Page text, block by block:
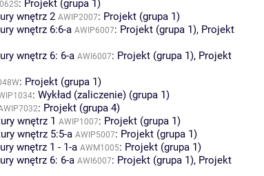
: Projekt (grupa 1)
wnętrz 2 AWIP2007: Projekt (grupa 1)
wnętrz 6:6-a AWIP6007: Projekt (grupa 1), Projekt
wnętrz 6: 6-a AWI6007: Projekt (grupa 1), Projekt
: Projekt (grupa 1)
: Wykład (zaliczenie) (grupa 1)
: Projekt (grupa 4)
wnętrz 1 AWIP1007: Projekt (grupa 1)
wnętrz 5:5-a AWIP5007: Projekt (grupa 1)
wnętrz 1 - 1-a AWM1005: Projekt (grupa 1)
wnętrz 6: 6-a AWI6007: Projekt (grupa 1), Projekt